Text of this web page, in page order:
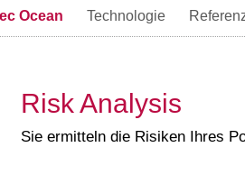
Ocean Technologie
Risk Analysis
Sie ermitteln die Risiken Ihres